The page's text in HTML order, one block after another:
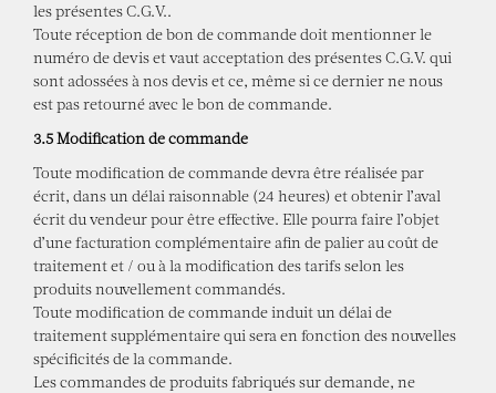
les présentes C.G.V..
Toute réception de bon de commande doit mentionner le
numéro de devis et vaut acceptation des présentes C.G.V. qui
sont adossées à nos devis et ce, même si ce dernier ne nous
est pas retourné avec le bon de commande.
3.5 Modification de commande
Toute modification de commande devra être réalisée par
écrit, dans un délai raisonnable (24 heures) et obtenir l’aval
écrit du vendeur pour être effective. Elle pourra faire l’objet
d’une facturation complémentaire afin de palier au coût de
traitement et / ou à la modification des tarifs selon les
produits nouvellement commandés.
Toute modification de commande induit un délai de
traitement supplémentaire qui sera en fonction des nouvelles
spécificités de la commande.
Les commandes de produits fabriqués sur demande, ne